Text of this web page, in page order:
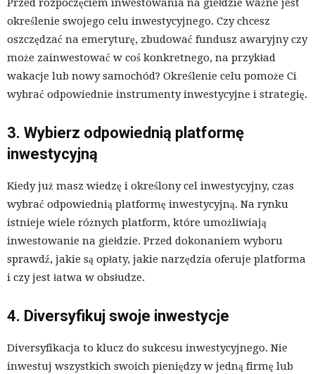
Przed rozpoczęciem inwestowania na giełdzie ważne jest
określenie swojego celu inwestycyjnego. Czy chcesz
oszczędzać na emeryturę, zbudować fundusz awaryjny czy
może zainwestować w coś konkretnego, na przykład
wakacje lub nowy samochód? Określenie celu pomoże Ci
wybrać odpowiednie instrumenty inwestycyjne i strategię.
3. Wybierz odpowiednią platformę
inwestycyjną
Kiedy już masz wiedzę i określony cel inwestycyjny, czas
wybrać odpowiednią platformę inwestycyjną. Na rynku
istnieje wiele różnych platform, które umożliwiają
inwestowanie na giełdzie. Przed dokonaniem wyboru
sprawdź, jakie są opłaty, jakie narzędzia oferuje platforma
i czy jest łatwa w obsłudze.
4. Diversyfikuj swoje inwestycje
Diversyfikacja to klucz do sukcesu inwestycyjnego. Nie
inwestuj wszystkich swoich pieniędzy w jedną firmę lub